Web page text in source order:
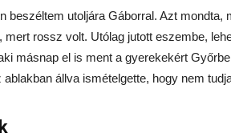
beszéltem utoljára Gáborral. Azt
rossz volt. Utólag jutott eszembe,
másnap el is ment a gyerekekért
állva ismételgette, hogy nem